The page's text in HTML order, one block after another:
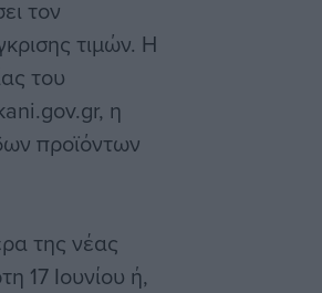
τον
τιμών. Η
του
η
προϊόντων
της νέας
17 Ιουνίου ή,